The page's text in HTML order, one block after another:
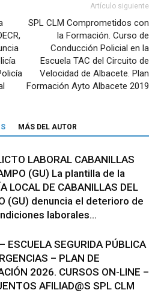
Artículo siguiente
SPL CLM Comprometidos con
la Formación. Curso de
Conducción Policial en la
Escuela TAC del Circuito de
Velocidad de Albacete. Plan
Formación Ayto Albacete 2019
MÁS DEL AUTOR
LABORAL CABANILLAS
(GU) La plantilla de la
LOCAL DE CABANILLAS DEL
(GU) denuncia el deterioro de
laborales...
ESCUELA SEGURIDA PÚBLICA
– PLAN DE
2026. CURSOS ON-LINE –
AFILIAD@S SPL CLM